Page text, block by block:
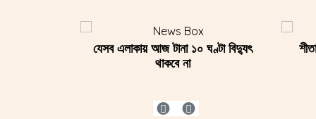
যেসব এলাকায় আজ টানা ১০ ঘণ্টা বিদ্যুৎ
থাকবে না
খুলনা
রাজানীতির মাঠে একা এনসিপি